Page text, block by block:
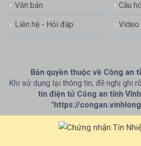
Văn bản Câu
Liên hệ - Hỏi đáp Video
Bản quyền thuộc về Công an
Khi sử dụng lại thông tin, đề nghị ghi
tin điện tử Công an tỉnh
"https://